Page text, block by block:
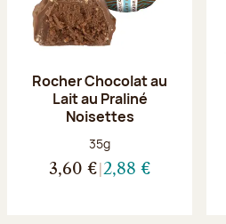
Rocher Chocolat au
Lait au Praliné
Noisettes
Poids net :
35g
3,60 € 2,88 €